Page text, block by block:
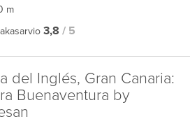
m
3,8 / 5
del Inglés, Gran Canaria:
Buenaventura by